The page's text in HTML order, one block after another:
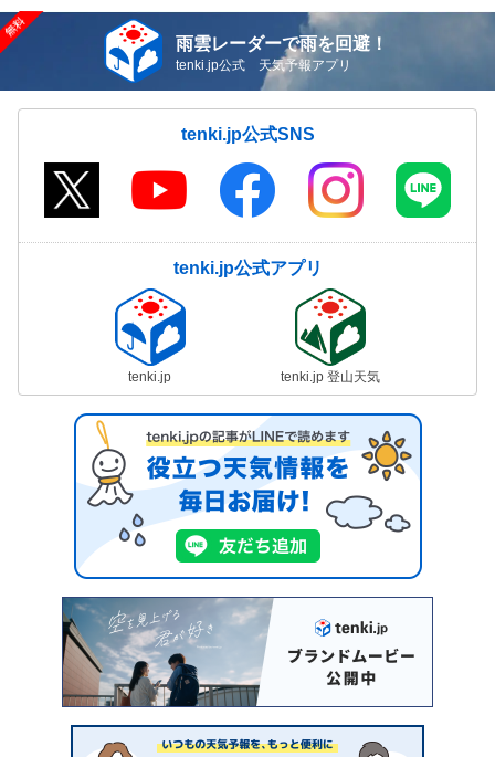
雨雲レーダーで雨を回避！
tenki.jp公式 天気予報アプリ
tenki.jp公式SNS
tenki.jp公式アプリ
tenki.jp tenki.jp 登山天気